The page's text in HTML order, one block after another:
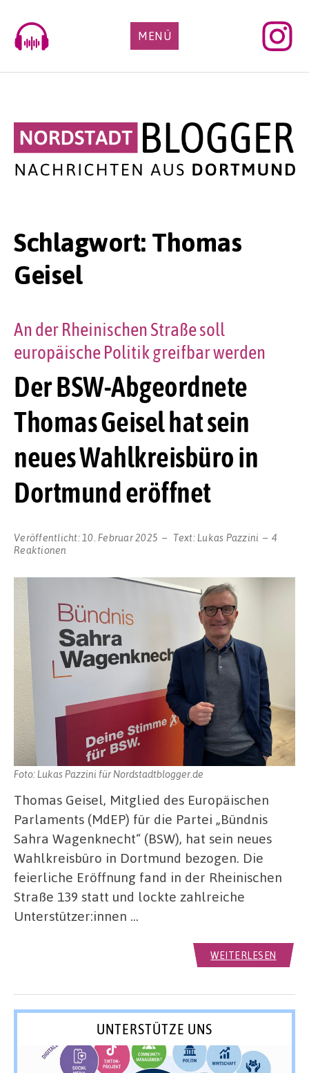
content
MENÜ
Schlagwort: Thomas
Geisel
Der BSW-Abgeordnete
Thomas Geisel hat sein
neues Wahlkreisbüro in
Dortmund eröffnet
An der Rheinischen Straße soll
europäische Politik greifbar werden
Veröffentlicht: 10. Februar 2025 Text:Lukas Pazzini
4
Reaktionen
Foto: Lukas Pazzini für Nordstadtblogger.de
Thomas Geisel, Mitglied des Europäischen
Parlaments (MdEP) für die Partei „Bündnis
Sahra Wagenknecht“ (BSW), hat sein neues
Wahlkreisbüro in Dortmund bezogen. Die
feierliche Eröffnung fand in der Rheinischen
Straße 139 statt und lockte zahlreiche
Unterstützer:innen …
WEITERLESEN
UNTERSTÜTZE UNS